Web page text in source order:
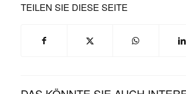
TEILEN SIE DIESE SEITE